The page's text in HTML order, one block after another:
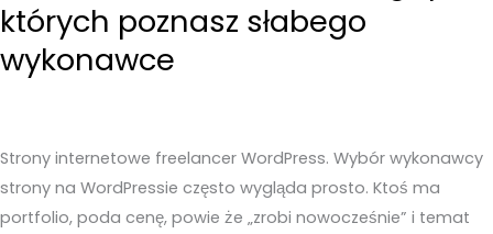
których poznasz słabego
wykonawce
Strony internetowe freelancer WordPress. Wybór wykonawcy
strony na WordPressie często wygląda prosto. Ktoś ma
portfolio, poda cenę, powie że „zrobi nowocześnie” i temat